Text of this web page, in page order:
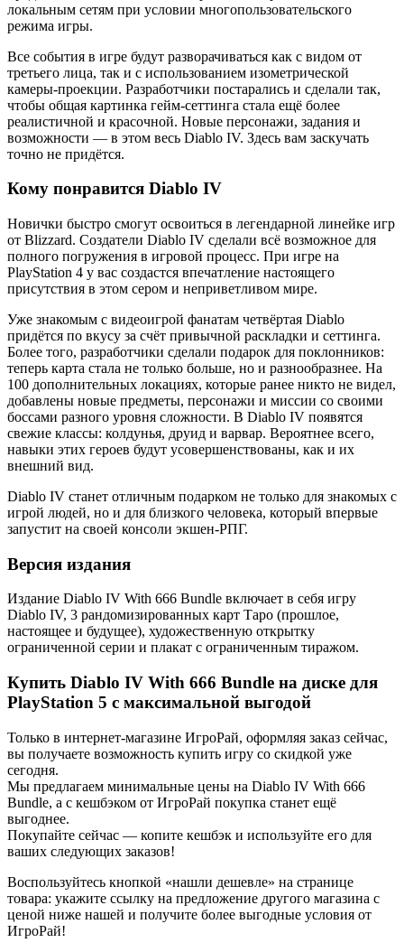
локальным сетям при условии многопользовательского
режима игры.
Все события в игре будут разворачиваться как с видом от
третьего лица, так и с использованием изометрической
камеры-проекции. Разработчики постарались и сделали так,
чтобы общая картинка гейм-сеттинга стала ещё более
реалистичной и красочной. Новые персонажи, задания и
возможности — в этом весь Diablo IV. Здесь вам заскучать
точно не придётся.
Кому понравится Diablo IV
Новички быстро смогут освоиться в легендарной линейке игр
от Blizzard. Создатели Diablo IV сделали всё возможное для
полного погружения в игровой процесс. При игре на
PlayStation 4 у вас создастся впечатление настоящего
присутствия в этом сером и неприветливом мире.
Уже знакомым с видеоигрой фанатам четвёртая Diablo
придётся по вкусу за счёт привычной раскладки и сеттинга.
Более того, разработчики сделали подарок для поклонников:
теперь карта стала не только больше, но и разнообразнее. На
100 дополнительных локациях, которые ранее никто не видел,
добавлены новые предметы, персонажи и миссии со своими
боссами разного уровня сложности. В Diablo IV появятся
свежие классы: колдунья, друид и варвар. Вероятнее всего,
навыки этих героев будут усовершенствованы, как и их
внешний вид.
Diablo IV станет отличным подарком не только для знакомых с
игрой людей, но и для близкого человека, который впервые
запустит на своей консоли экшен-РПГ.
Версия издания
Издание Diablo IV With 666 Bundle включает в себя игру
Diablo IV, 3 рандомизированных карт Таро (прошлое,
настоящее и будущее), художественную открытку
ограниченной серии и плакат с ограниченным тиражом.
Купить Diablo IV With 666 Bundle на диске для
PlayStation 5 с максимальной выгодой
Только в интернет-магазине ИгроРай, оформляя заказ сейчас,
вы получаете возможность купить игру со скидкой уже
сегодня.
Мы предлагаем минимальные цены на Diablo IV With 666
Bundle, а с кешбэком от ИгроРай покупка станет ещё
выгоднее.
Покупайте сейчас — копите кешбэк и используйте его для
ваших следующих заказов!
Воспользуйтесь кнопкой «нашли дешевле» на странице
товара: укажите ссылку на предложение другого магазина с
ценой ниже нашей и получите более выгодные условия от
ИгроРай!